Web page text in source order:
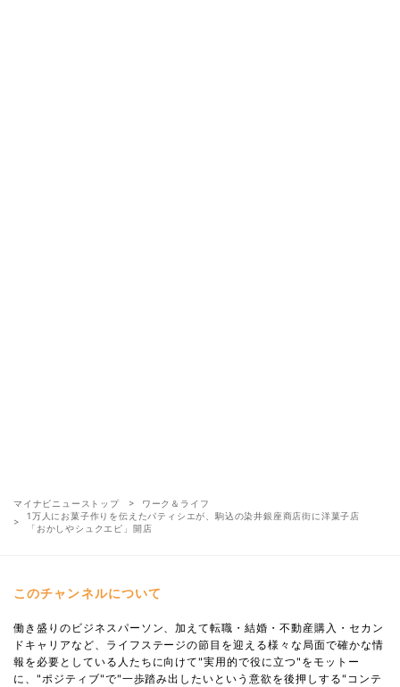
マイナビニューストップ
ワーク＆ライフ
1万人にお菓子作りを伝えたパティシエが、駒込の染井銀座商店街に洋菓子店
「おかしやシュクエピ」開店
このチャンネルについて
働き盛りのビジネスパーソン、加えて転職・結婚・不動産購入・セカン
ドキャリアなど、ライフステージの節目を迎える様々な局面で確かな情
報を必要としている人たちに向けて"実用的で役に立つ"をモットー
に、"ポジティブ"で"一歩踏み出したいという意欲を後押しする"コンテ